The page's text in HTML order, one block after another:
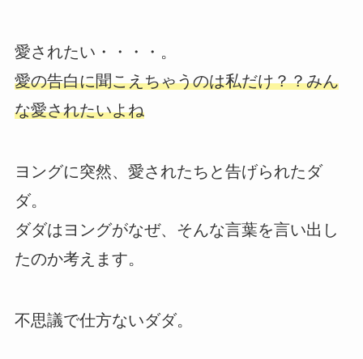
愛されたい・・・・。
愛の告白に聞こえちゃうのは私だけ？？みん
な愛されたいよね
ヨングに突然、愛されたちと告げられたダ
ダ。
ダダはヨングがなぜ、そんな言葉を言い出し
たのか考えます。
不思議で仕方ないダダ。